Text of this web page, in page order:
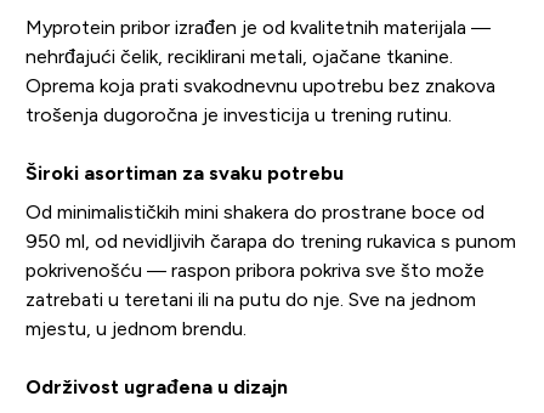
Myprotein pribor izrađen je od kvalitetnih materijala —
nehrđajući čelik, reciklirani metali, ojačane tkanine.
Oprema koja prati svakodnevnu upotrebu bez znakova
trošenja dugoročna je investicija u trening rutinu.
Široki asortiman za svaku potrebu
Od minimalističkih mini shakera do prostrane boce od
950 ml, od nevidljivih čarapa do trening rukavica s punom
pokrivenošću — raspon pribora pokriva sve što može
zatrebati u teretani ili na putu do nje. Sve na jednom
mjestu, u jednom brendu.
Održivost ugrađena u dizajn